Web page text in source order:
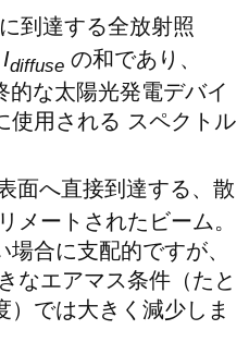
到達する全放射照
Idiffuse の和であり、
的な太陽光発電デバイ
使用される スペクトル
面へ直接到達する、散
メートされたビーム。
合に支配的ですが、
なエアマス条件（たと
）では大きく減少しま